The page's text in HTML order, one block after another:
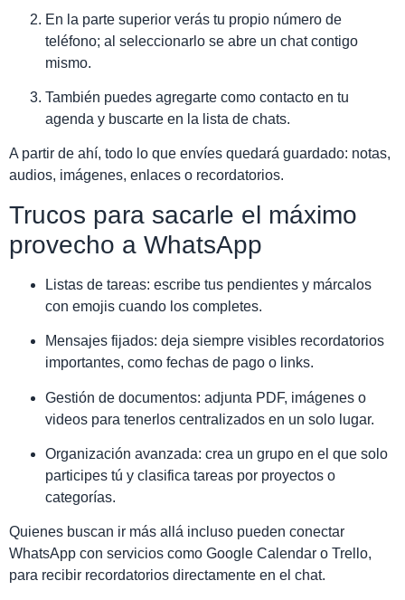
En la parte superior verás tu propio número de
teléfono; al seleccionarlo se abre un chat contigo
mismo.
También puedes agregarte como contacto en tu
agenda y buscarte en la lista de chats.
A partir de ahí, todo lo que envíes quedará guardado: notas,
audios, imágenes, enlaces o recordatorios.
Trucos para sacarle el máximo
provecho a WhatsApp
Listas de tareas: escribe tus pendientes y márcalos
con emojis cuando los completes.
Mensajes fijados: deja siempre visibles recordatorios
importantes, como fechas de pago o links.
Gestión de documentos: adjunta PDF, imágenes o
videos para tenerlos centralizados en un solo lugar.
Organización avanzada: crea un grupo en el que solo
participes tú y clasifica tareas por proyectos o
categorías.
Quienes buscan ir más allá incluso pueden conectar
WhatsApp con servicios como Google Calendar o Trello,
para recibir recordatorios directamente en el chat.